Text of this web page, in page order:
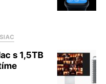
s 1,5TB